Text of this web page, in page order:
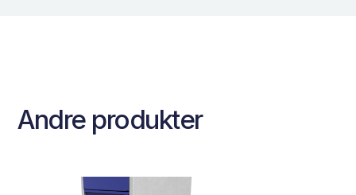
Andre produkter